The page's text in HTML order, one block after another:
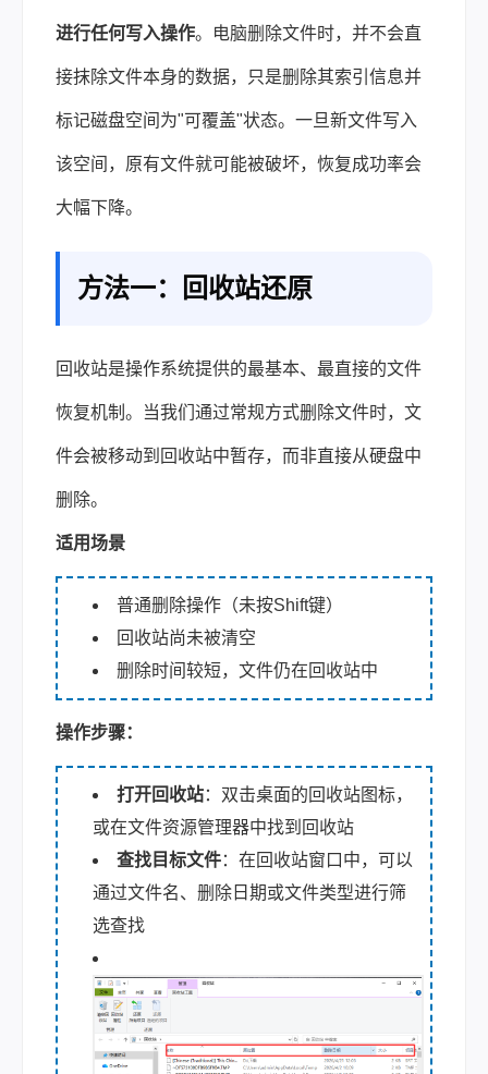
进行任何写入操作。电脑删除文件时，并不会直
接抹除文件本身的数据，只是删除其索引信息并
标记磁盘空间为"可覆盖"状态。一旦新文件写入
该空间，原有文件就可能被破坏，恢复成功率会
大幅下降。
方法一：回收站还原
回收站是操作系统提供的最基本、最直接的文件
恢复机制。当我们通过常规方式删除文件时，文
件会被移动到回收站中暂存，而非直接从硬盘中
删除。
适用场景
普通删除操作（未按Shift键）
回收站尚未被清空
删除时间较短，文件仍在回收站中
操作步骤：
打开回收站：双击桌面的回收站图标，
或在文件资源管理器中找到回收站
查找目标文件：在回收站窗口中，可以
通过文件名、删除日期或文件类型进行筛
选查找